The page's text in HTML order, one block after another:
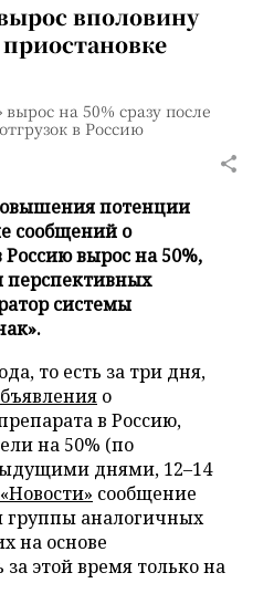
вполовину
на 50% сразу после
в Россию
потенции
сообщений о
Россию вырос на 50%,
перспективных
системы
то есть за три дня,
о
в Россию,
на 50% (по
днями, 12–14
сообщение
аналогичных
на основе
этой время только на